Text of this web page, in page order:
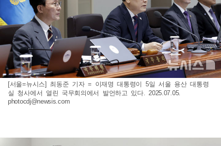
[서울=뉴시스] 최동준 기자 = 이재명 대통령이 5일 서울 용산 대통령
실 청사에서 열린 국무회의에서 발언하고 있다. 2025.07.05.
photocdj@newsis.com